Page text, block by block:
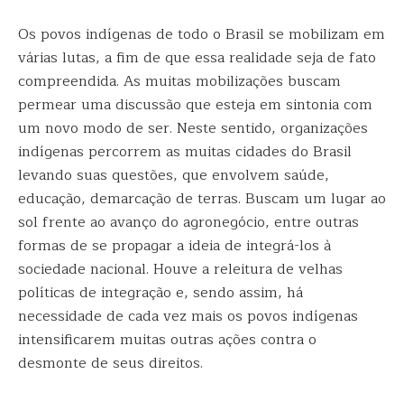
Os povos indígenas de todo o Brasil se mobilizam em
várias lutas, a fim de que essa realidade seja de fato
compreendida. As muitas mobilizações buscam
permear uma discussão que esteja em sintonia com
um novo modo de ser. Neste sentido, organizações
indígenas percorrem as muitas cidades do Brasil
levando suas questões, que envolvem saúde,
educação, demarcação de terras. Buscam um lugar ao
sol frente ao avanço do agronegócio, entre outras
formas de se propagar a ideia de integrá-los à
sociedade nacional. Houve a releitura de velhas
políticas de integração e, sendo assim, há
necessidade de cada vez mais os povos indígenas
intensificarem muitas outras ações contra o
desmonte de seus direitos.